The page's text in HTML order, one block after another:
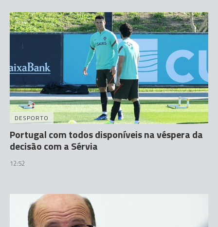
DESPORTO
Portugal com todos disponíveis na véspera da
decisão com a Sérvia
12:52